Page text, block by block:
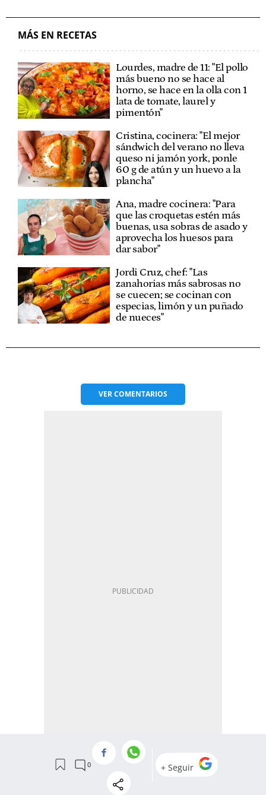
MÁS EN RECETAS
Lourdes, madre de 11: "El pollo
más bueno no se hace al
horno, se hace en la olla con 1
lata de tomate, laurel y
pimentón"
Cristina, cocinera: "El mejor
sándwich del verano no lleva
queso ni jamón york, ponle
60 g de atún y un huevo a la
plancha"
Ana, madre cocinera: "Para
que las croquetas estén más
buenas, usa sobras de asado y
aprovecha los huesos para
dar sabor"
Jordi Cruz, chef: "Las
zanahorias más sabrosas no
se cuecen; se cocinan con
especias, limón y un puñado
de nueces"
VERCOMENTARIOS